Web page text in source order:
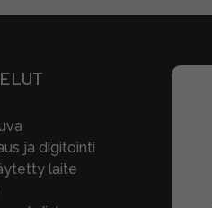
ja digitointi
laite